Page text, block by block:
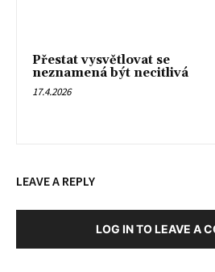
Přestat vysvětlovat se
neznamená být necitlivá
17.4.2026
LEAVE A REPLY
LOG IN TO LEAVE A